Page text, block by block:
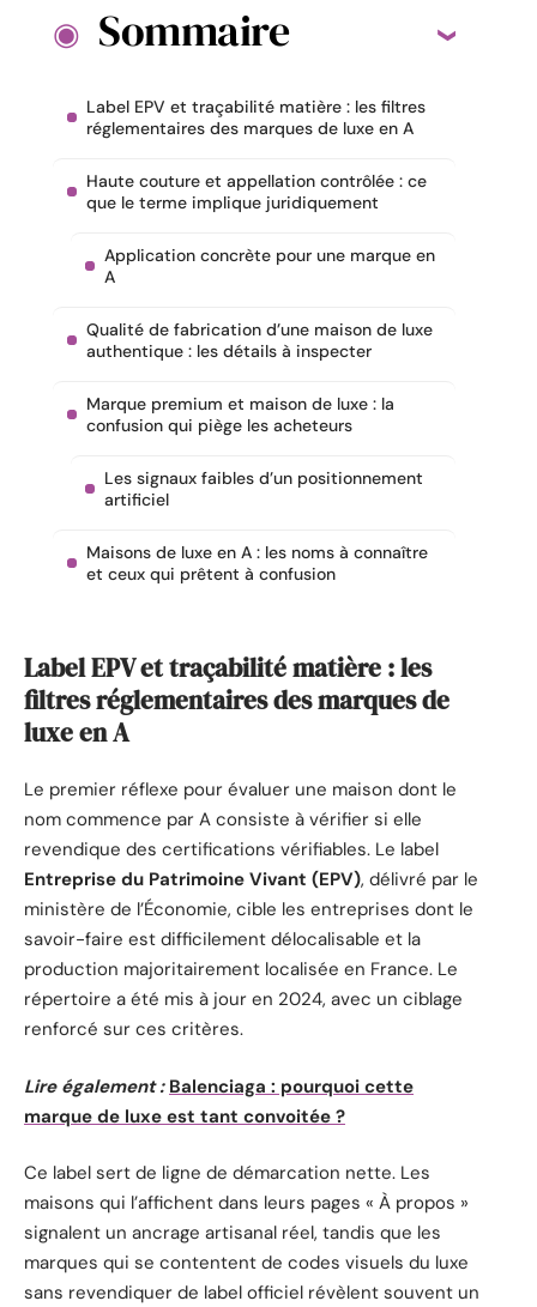
Sommaire
Label EPV et traçabilité matière : les filtres
réglementaires des marques de luxe en A
Haute couture et appellation contrôlée : ce
que le terme implique juridiquement
Application concrète pour une marque en
A
Qualité de fabrication d’une maison de luxe
authentique : les détails à inspecter
Marque premium et maison de luxe : la
confusion qui piège les acheteurs
Les signaux faibles d’un positionnement
artificiel
Maisons de luxe en A : les noms à connaître
et ceux qui prêtent à confusion
Label EPV et traçabilité matière : les
filtres réglementaires des marques de
luxe en A
Le premier réflexe pour évaluer une maison dont le
nom commence par A consiste à vérifier si elle
revendique des certifications vérifiables. Le label
Entreprise du Patrimoine Vivant (EPV), délivré par le
ministère de l’Économie, cible les entreprises dont le
savoir-faire est difficilement délocalisable et la
production majoritairement localisée en France. Le
répertoire a été mis à jour en 2024, avec un ciblage
renforcé sur ces critères.
Lire également : Balenciaga : pourquoi cette
marque de luxe est tant convoitée ?
Ce label sert de ligne de démarcation nette. Les
maisons qui l’affichent dans leurs pages « À propos »
signalent un ancrage artisanal réel, tandis que les
marques qui se contentent de codes visuels du luxe
sans revendiquer de label officiel révèlent souvent un